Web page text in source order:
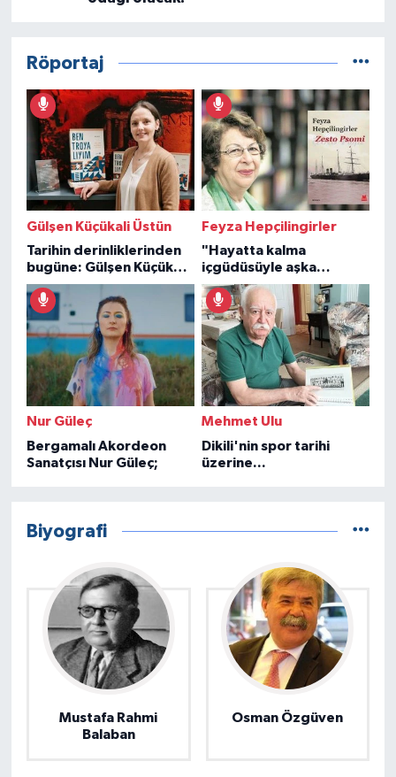
Röportaj
Gülşen Küçükali Üstün
Tarihin derinliklerinden
bugüne: Gülşen Küçükali
Üstün
Feyza Hepçilingirler
"Hayatta kalma
içgüdüsüyle aşka
sarılanların öyküsü"
Nur Güleç
Bergamalı Akordeon
Sanatçısı Nur Güleç;
Mehmet Ulu
Dikili'nin spor tarihi
üzerine...
Biyografi
Mustafa Rahmi
Balaban
Osman Özgüven